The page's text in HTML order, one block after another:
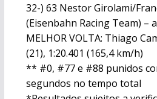
32-) 63 Nestor Girolami/
(Eisenbahn Racing Team) –
MELHOR VOLTA: Thiago
(21), 1:20.401 (165,4 km/h)
** #0, #77 e #88 punidos
segundos no tempo total